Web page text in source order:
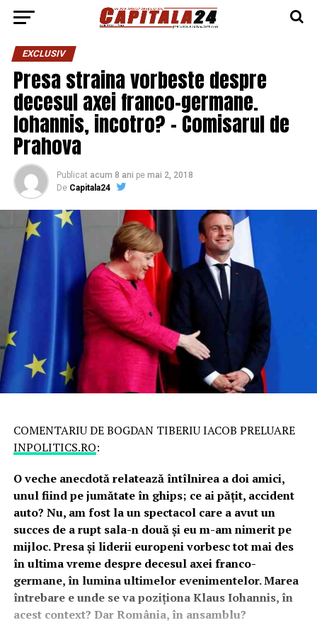
EXCLUSIV
Presa straina vorbeste despre
decesul axei franco-germane.
Iohannis, incotro? – Comisarul de
Prahova
Publicat acum 8 ani pe mai 2, 2018
De Capitala24
COMENTARIU DE BOGDAN TIBERIU IACOB PRELUARE
INPOLITICS.RO:
O veche anecdotă relatează întîlnirea a doi amici,
unul fiind pe jumătate în ghips; ce ai pățit, accident
auto? Nu, am fost la un spectacol care a avut un
succes de a rupt sala-n două și eu m-am nimerit pe
mijloc. Presa și liderii europeni vorbesc tot mai des
în ultima vreme despre decesul axei franco-
germane, în lumina ultimelor evenimentelor. Marea
întrebare e unde se va poziționa Klaus Iohannis, în
acest context? Dar România, în ansamblu?